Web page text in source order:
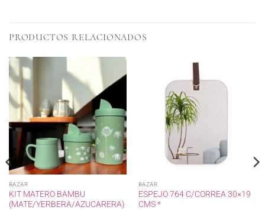
PRODUCTOS RELACIONADOS
BAZAR
KIT MATERO BAMBU
(MATE/YERBERA/AZUCARERA)
BAZAR
ESPEJO 764 C/CORREA 30×19
CMS *